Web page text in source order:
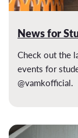
News for
Check out the
events for
@vamkofficial.